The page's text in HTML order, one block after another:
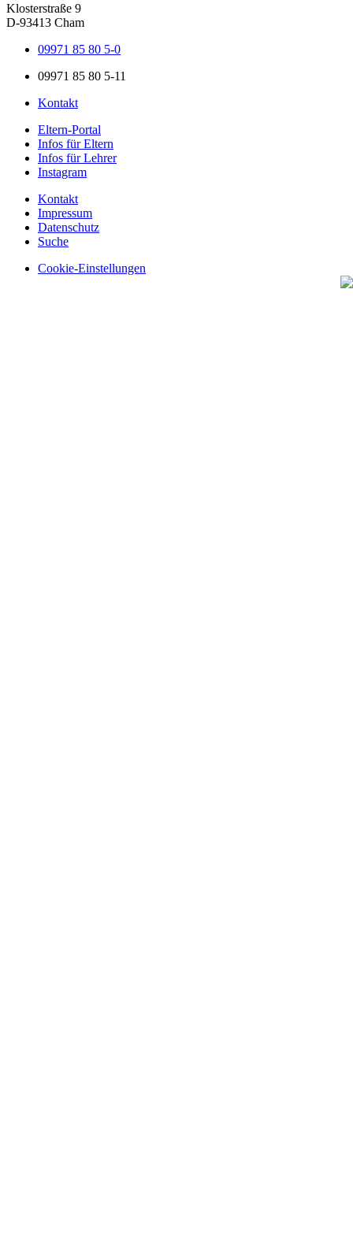
Klosterstraße 9
D-93413 Cham
09971 85 80 5-0
09971 85 80 5-11
Kontakt
Eltern-Portal
Infos für Eltern
Infos für Lehrer
Instagram
Kontakt
Impressum
Datenschutz
Suche
Cookie-Einstellungen